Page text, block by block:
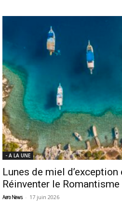
- A LA UNE
Lunes de miel d’exception
Réinventer le Romantisme
Aero News - 17 juin 2026